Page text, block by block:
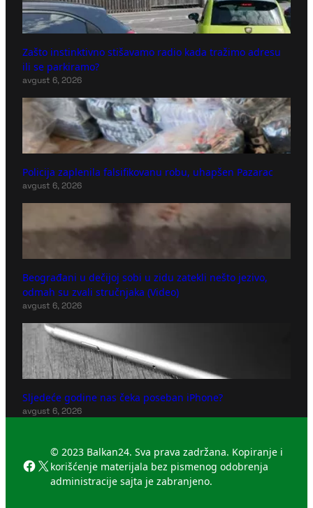
Zašto instinktivno stišavamo radio kada tražimo adresu
ili se parkiramo?
avgust 6, 2026
Policija zaplenila falsifikovanu robu, uhapšen Pazarac
avgust 6, 2026
Beograđani u dečijoj sobi u zidu zatekli nešto jezivo,
odmah su zvali stručnjaka (Video)
avgust 6, 2026
Sljedeće godine nas čeka poseban iPhone?
avgust 6, 2026
Facebook
X
© 2023 Balkan24. Sva prava zadržana. Kopiranje i
korišćenje materijala bez pismenog odobrenja
administracije sajta je zabranjeno.